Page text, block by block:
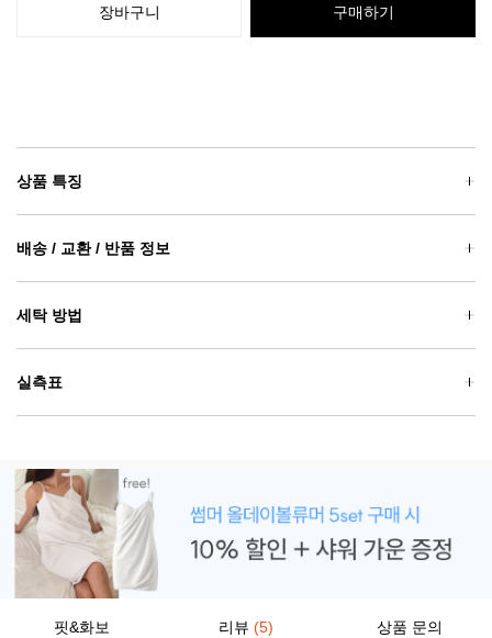
장바구니 구매하기
상품 특징
배송 / 교환 / 반품 정보
세탁 방법
실측표
핏&화보 리뷰 (5) 상품 문의